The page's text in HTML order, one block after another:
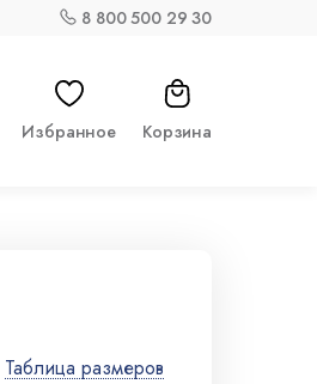
8 800 500 29 30
Избранное Корзина
Таблица размеров